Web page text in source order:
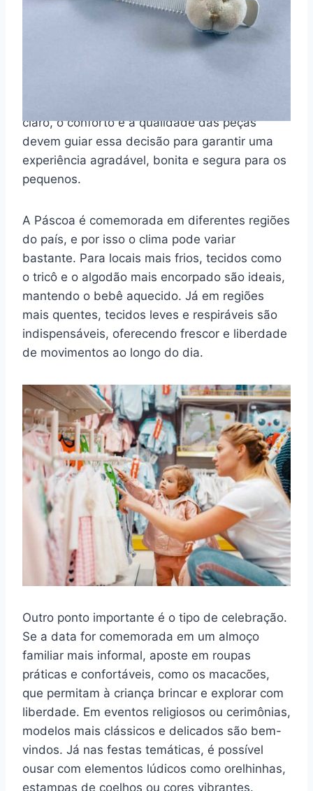
Como escolher o look ideal?
Na hora de escolher o look ideal para a Páscoa
claro, o conforto e a qualidade das peças
devem guiar essa decisão para garantir uma
experiência agradável, bonita e segura para os
pequenos.
A Páscoa é comemorada em diferentes regiões
do país, e por isso o clima pode variar
bastante. Para locais mais frios, tecidos como
o tricô e o algodão mais encorpado são ideais,
mantendo o bebê aquecido. Já em regiões
mais quentes, tecidos leves e respiráveis são
indispensáveis, oferecendo frescor e liberdade
de movimentos ao longo do dia.
Outro ponto importante é o tipo de celebração.
Se a data for comemorada em um almoço
familiar mais informal, aposte em roupas
práticas e confortáveis, como os macacões,
que permitam à criança brincar e explorar com
liberdade. Em eventos religiosos ou cerimônias,
modelos mais clássicos e delicados são bem-
vindos. Já nas festas temáticas, é possível
ousar com elementos lúdicos como orelhinhas,
estampas de coelhos ou cores vibrantes.